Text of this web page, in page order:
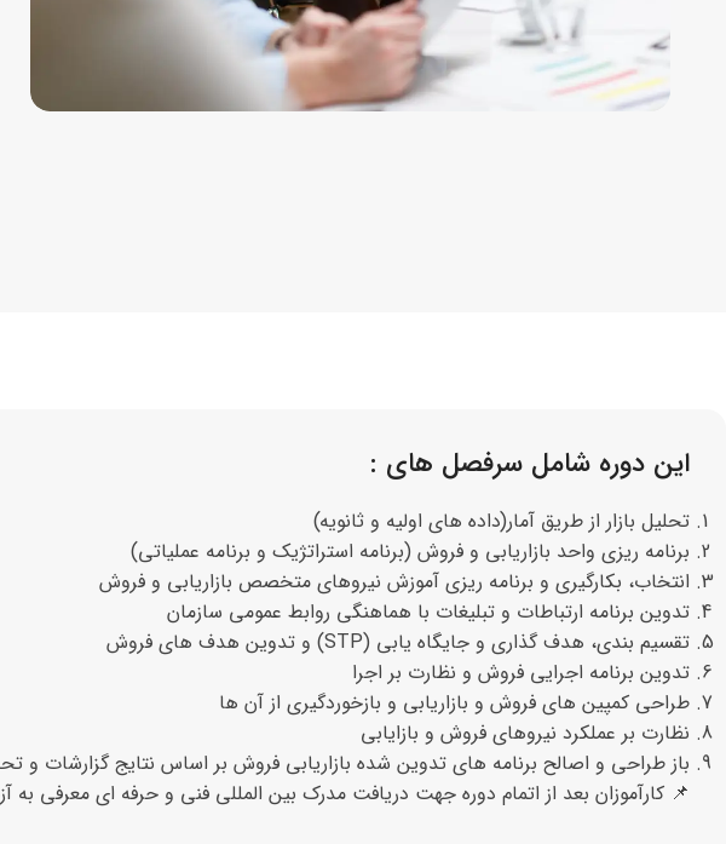
این دوره شامل سرفصل های :
تحلیل بازار از طریق آمار(داده های اولیه و ثانویه)
برنامه ریزی واحد بازاریابی و فروش (برنامه استراتژیک و برنامه عملیاتی)
انتخاب، بکارگیری و برنامه ریزی آموزش نیروهای متخصص بازاریابی و فروش
تدوین برنامه ارتباطات و تبلیغات با هماهنگی روابط عمومی سازمان
تقسیم بندی، هدف گذاری و جایگاه یابی (STP) و تدوین هدف های فروش
تدوین برنامه اجرایی فروش و نظارت بر اجرا
طراحی کمپین های فروش و بازاریابی و بازخوردگیری از آن ها
نظارت بر عملکرد نیروهای فروش و بازایابی
باز طراحی و اصالح برنامه های تدوین شده بازاریابی فروش بر اساس نتایج گزارشات و
📌 کارآموزان بعد از اتمام دوره جهت دریافت مدرک بین المللی فنی و حرفه ای معرفی